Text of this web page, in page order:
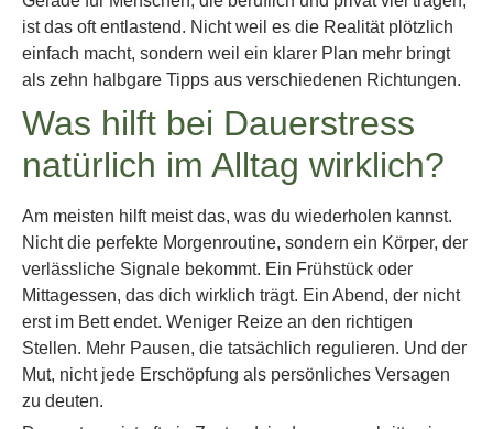
ist das oft entlastend. Nicht weil es die Realität plötzlich
einfach macht, sondern weil ein klarer Plan mehr bringt
als zehn halbgare Tipps aus verschiedenen Richtungen.
Was hilft bei Dauerstress
natürlich im Alltag wirklich?
Am meisten hilft meist das, was du wiederholen kannst.
Nicht die perfekte Morgenroutine, sondern ein Körper, der
verlässliche Signale bekommt. Ein Frühstück oder
Mittagessen, das dich wirklich trägt. Ein Abend, der nicht
erst im Bett endet. Weniger Reize an den richtigen
Stellen. Mehr Pausen, die tatsächlich regulieren. Und der
Mut, nicht jede Erschöpfung als persönliches Versagen
zu deuten.